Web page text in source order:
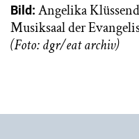
Bild: Angelika
Musiksaal der
(Foto: dgr/eat archiv)